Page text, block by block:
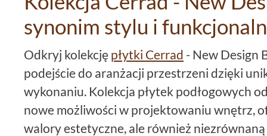
synonim stylu i
Odkryj kolekcję płytki Cerrad - New Design
podejście do aranżacji przestrzeni dzięki
wykonaniu. Kolekcja płytek podłogowych
nowe możliwości w projektowaniu wnętrz,
walory estetyczne, ale również